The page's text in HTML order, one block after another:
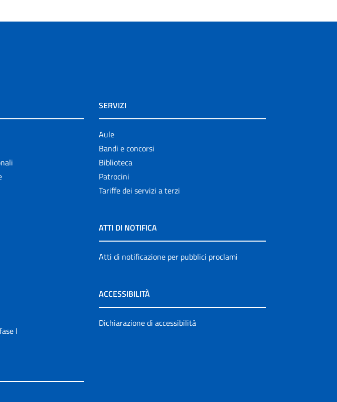
I
SERVIZI
Aule
Bandi e concorsi
Biblioteca
Patrocini
Tariffe dei servizi a terzi
ATTI DI NOTIFICA
Atti di notificazione per pubblici proclami
ACCESSIBILITÀ
Dichiarazione di accessibilità